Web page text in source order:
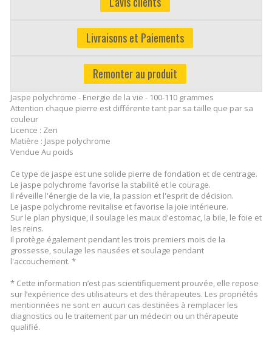
Livraisons et Paiements
Remonter au produit
Jaspe polychrome - Energie de la vie - 100-110 grammes
Attention chaque pierre est différente tant par sa taille que par sa
couleur
Licence : Zen
Matière : Jaspe polychrome
Vendue Au poids
Ce type de jaspe est une solide pierre de fondation et de centrage.
Le jaspe polychrome favorise la stabilité et le courage.
Il réveille l'énergie de la vie, la passion et l'esprit de décision.
Le jaspe polychrome revitalise et favorise la joie intérieure.
Sur le plan physique, il soulage les maux d'estomac, la bile, le foie et
les reins.
Il protège également pendant les trois premiers mois de la
grossesse, soulage les nausées et soulage pendant
l'accouchement. *
* Cette information n’est pas scientifiquement prouvée, elle repose
sur l’expérience des utilisateurs et des thérapeutes. Les propriétés
mentionnées ne sont en aucun cas destinées à remplacer les
diagnostics ou le traitement par un médecin ou un thérapeute
qualifié.